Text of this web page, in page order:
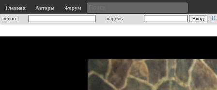
Главная Авторы
Форум
логин:
пароль: